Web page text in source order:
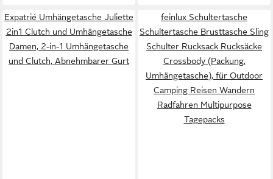
Expatrié Umhängetasche Juliette
2in1 Clutch und Umhängetasche
Damen, 2-in-1 Umhängetasche
und Clutch, Abnehmbarer Gurt
feinlux Schultertasche
Schultertasche Brusttasche Sling
Schulter Rucksack Rucksäcke
Crossbody (Packung,
Umhängetasche), für Outdoor
Camping Reisen Wandern
Radfahren Multipurpose
Tagepacks